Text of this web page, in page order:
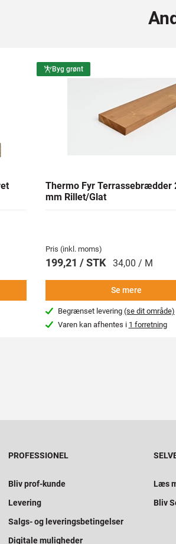
Byg grønt
Thermo Fyr Terrassebrædder
mm Rillet/Glat
Pris (inkl. moms)
199,21 / STK 34,00 / M
Se mere
Begrænset levering (se dit område)
Varen kan afhentes i 1 forretning
PROFESSIONEL
Bliv prof-kunde
Levering
Salgs- og leveringsbetingelser
Digitale muligheder
Læs
Bliv